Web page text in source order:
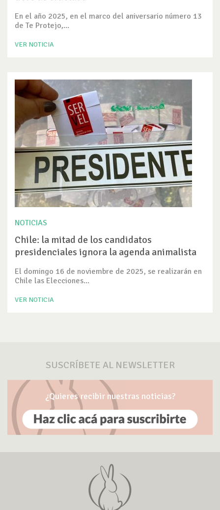
En el año 2025, en el marco del aniversario número 13
de Te Protejo,...
VER NOTICIA
NOTICIAS
Chile: la mitad de los candidatos
presidenciales ignora la agenda animalista
El domingo 16 de noviembre de 2025, se realizarán en
Chile las Elecciones...
VER NOTICIA
SUSCRÍBETE AL NEWSLETTER
¿Quieres recibir nuestras noticias?